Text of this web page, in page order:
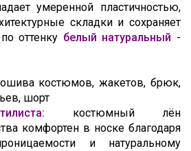
умеренной пластичностью,
складки и сохраняет
оттенку белый натуральный -
костюмов, жакетов, брюк,
шорт
костюмный лён
комфортен в носке благодаря
и натуральному